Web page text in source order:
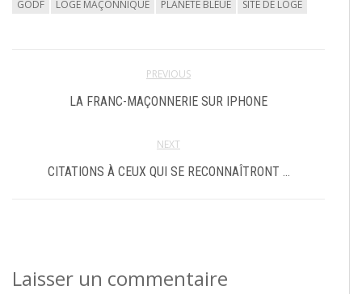
GODF LOGE MAÇONNIQUE PLANÈTE BLEUE SITE DE LOGE
PREVIOUS
LA FRANC-MAÇONNERIE SUR IPHONE
NEXT
CITATIONS À CEUX QUI SE RECONNAÎTRONT …
Laisser un commentaire